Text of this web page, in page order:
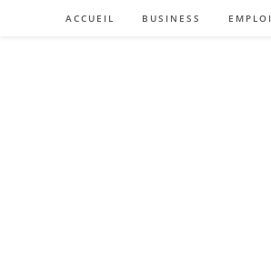
ACCUEIL BUSINESS EMPLOI